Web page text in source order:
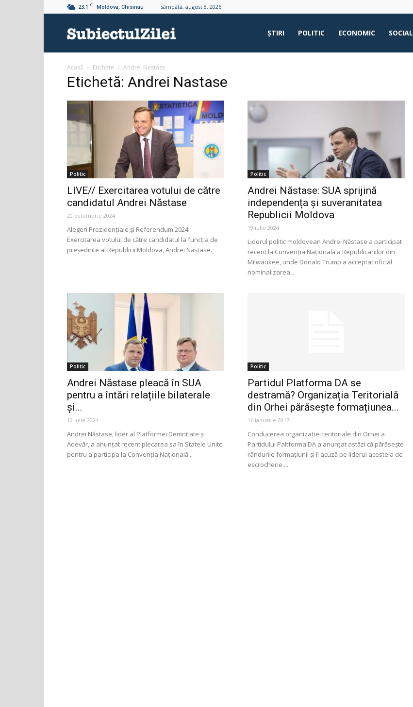
23.1 C Moldova, Chisinau sâmbătă, august 8, 2026
ŞTIRI POLITIC ECONOMIC SOCIAL
Acasă Etichete Andrei Nastase
Etichetă: Andrei Nastase
Politic
LIVE// Exercitarea votului de către
candidatul Andrei Năstase
20 octombrie 2024
Alegeri Prezidențiale și Referendum 2024:
Exercitarea votului de către candidatul la funcția de
președinte al Republicii Moldova, Andrei Năstase.
Politic
Andrei Năstase: SUA sprijină
independența și suveranitatea
Republicii Moldova
19 iulie 2024
Liderul politic moldovean Andrei Năstase a participat
recent la Convenția Națională a Republicanilor din
Milwaukee, unde Donald Trump a acceptat oficial
nominalizarea...
Politic
Andrei Năstase pleacă în SUA
pentru a întări relațiile bilaterale
și...
12 iulie 2024
Andrei Năstase, lider al Platformei Demnitate și
Adevăr, a anunțat recent plecarea sa în Statele Unite
pentru a participa la Convenția Națională...
Politic
Partidul Platforma DA se
destramă? Organizația Teritorială
din Orhei părăsește formațiunea...
16 ianuarie 2017
Conducerea organizației teritoriale din Orhei a
Partidului Paltforma DA a anunțat astăzi că părăsește
rândurile formațiunii și îl acuză pe liderul acesteia de
escrocherie....